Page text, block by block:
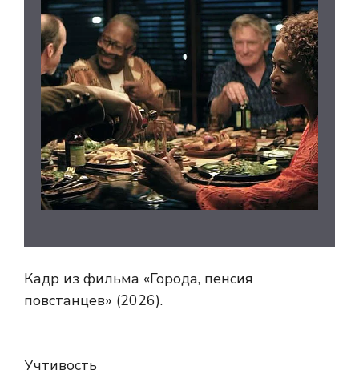
Кадр из фильма «Города, пенсия
повстанцев» (2026).
Учтивость